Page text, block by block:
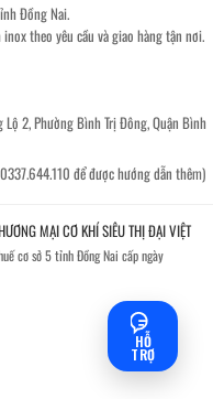
Đồng Nai.
theo yêu cầu và giao hàng tận nơi.
2, Phường Bình Trị Đông, Quận Bình
để được hướng dẫn thêm)
MẠI CƠ KHÍ SIÊU THỊ ĐẠI VIỆT
cơ sở 5 tỉnh Đồng Nai cấp ngày
HỖ
TRỢ